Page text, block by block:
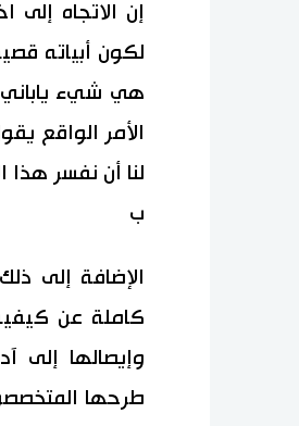
إن الاتجاه
لكون أبياته
هي شيء ياباني
الأمر الواقع
لنا أن نفسر هذا
ب
الإضافة إلى
وإيصالها إلى
طرحها